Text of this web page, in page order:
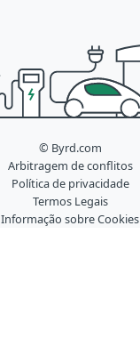
© Byrd.com
Arbitragem de conflitos
Política de privacidade
Termos Legais
Informação sobre Cookies